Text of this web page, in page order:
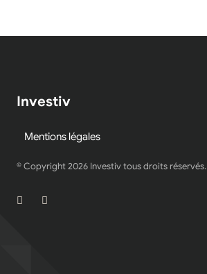
Investiv
Mentions légales
© Copyright2026 Investiv tous droits réservés.